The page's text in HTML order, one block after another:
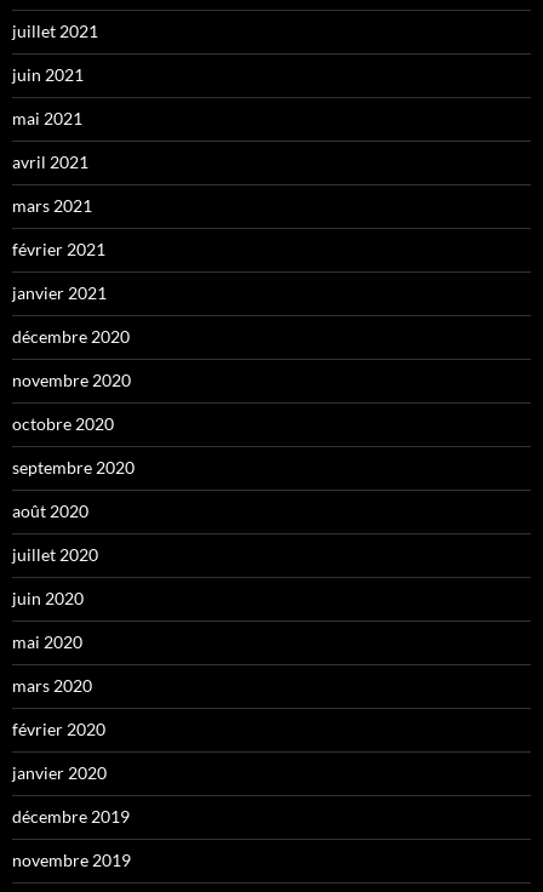
juillet 2021
juin 2021
mai 2021
avril 2021
mars 2021
février 2021
janvier 2021
décembre 2020
novembre 2020
octobre 2020
septembre 2020
août 2020
juillet 2020
juin 2020
mai 2020
mars 2020
février 2020
janvier 2020
décembre 2019
novembre 2019